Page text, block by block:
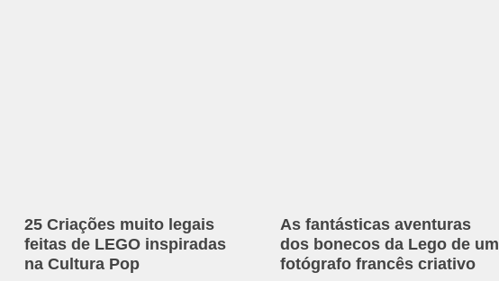
25 Criações muito legais
feitas de LEGO inspiradas
na Cultura Pop
As fantásticas aventuras
dos bonecos da Lego de um
fotógrafo francês criativo